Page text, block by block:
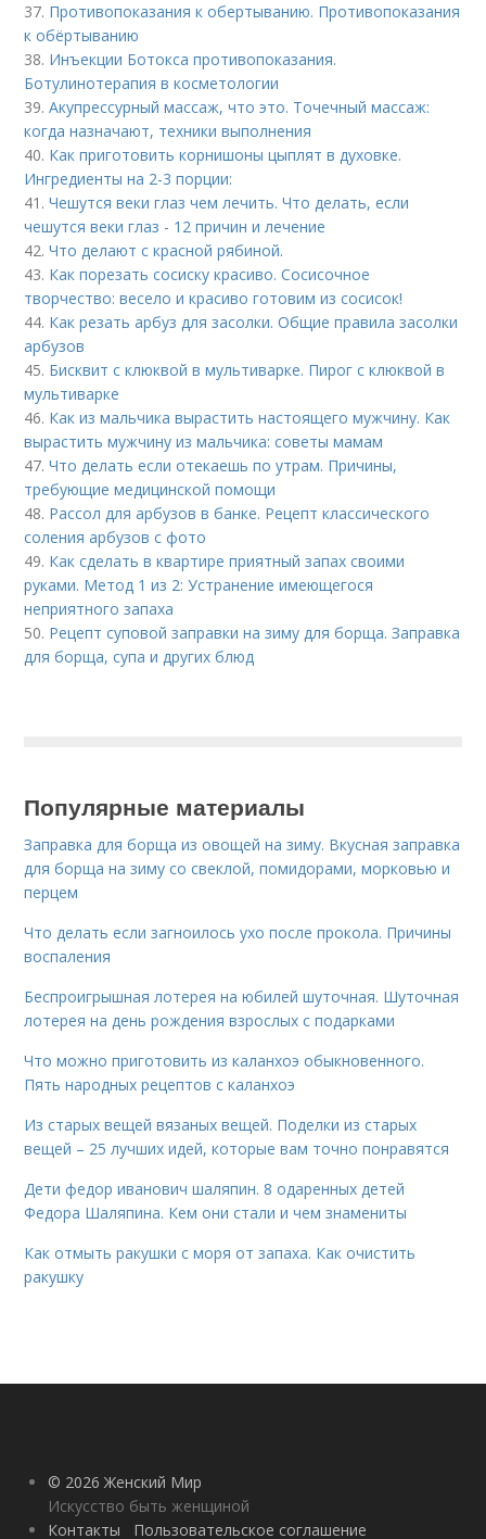
37. Противопоказания к обертыванию. Противопоказания
к обёртыванию
38. Инъекции Ботокса противопоказания.
Ботулинотерапия в косметологии
39.Акупрессурный массаж, что это. Точечный массаж:
когда назначают, техники выполнения
40. Как приготовить корнишоны цыплят в духовке.
Ингредиенты на 2-3 порции:
41.Чешутся веки глаз чем лечить. Что делать, если
чешутся веки глаз - 12 причин и лечение
42.Что делают с красной рябиной.
43. Как порезать сосиску красиво. Сосисочное
творчество: весело и красиво готовим из сосисок!
44. Как резать арбуз для засолки. Общие правила засолки
арбузов
45. Бисквит с клюквой в мультиварке. Пирог с клюквой в
мультиварке
46. Как из мальчика вырастить настоящего мужчину. Как
вырастить мужчину из мальчика: советы мамам
47.Что делать если отекаешь по утрам. Причины,
требующие медицинской помощи
48. Рассол для арбузов в банке. Рецепт классического
соления арбузов с фото
49. Как сделать в квартире приятный запах своими
руками. Метод 1 из 2: Устранение имеющегося
неприятного запаха
50. Рецепт суповой заправки на зиму для борща. Заправка
для борща, супа и других блюд
Популярные материалы
Заправка для борща из овощей на зиму. Вкусная заправка
для борща на зиму со свеклой, помидорами, морковью и
перцем
Что делать если загноилось ухо после прокола. Причины
воспаления
Беспроигрышная лотерея на юбилей шуточная. Шуточная
лотерея на день рождения взрослых с подарками
Что можно приготовить из каланхоэ обыкновенного.
Пять народных рецептов с каланхоэ
Из старых вещей вязаных вещей. Поделки из старых
вещей – 25 лучших идей, которые вам точно понравятся
Дети федор иванович шаляпин. 8 одаренных детей
Федора Шаляпина. Кем они стали и чем знамениты
Как отмыть ракушки с моря от запаха. Как очистить
ракушку
© 2026 Женский Мир
Искусство быть женщиной
Контакты
Пользовательское соглашение